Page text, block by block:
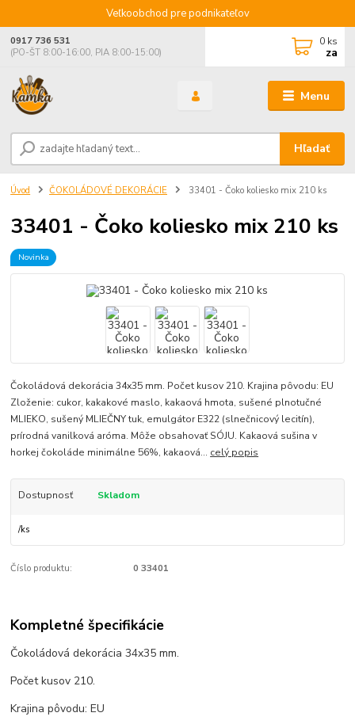
Veľkoobchod pre podnikateľov
Menu
Hľadať
0917 736 531
(PO-ŠT 8:00-16:00, PIA 8:00-15:00)
0 ks
za
Úvod ČOKOLÁDOVÉ DEKORÁCIE 33401 - Čoko koliesko mix 210 ks
33401 - Čoko koliesko mix 210 ks
Novinka
Čokoládová dekorácia 34x35 mm. Počet kusov 210. Krajina pôvodu: EU
Zloženie: cukor, kakakové maslo, kakaová hmota, sušené plnotučné
MLIEKO, sušený MLIEČNY tuk, emulgátor E322 (slnečnicový lecitín),
prírodná vanilková aróma. Môže obsahovať SÓJU. Kakaová sušina v
horkej čokoláde minimálne 56%, kakaová... celý popis
Dostupnosť Skladom
/ks
Číslo produktu: 0 33401
Kompletné špecifikácie
Čokoládová dekorácia 34x35 mm.
Počet kusov 210.
Krajina pôvodu: EU